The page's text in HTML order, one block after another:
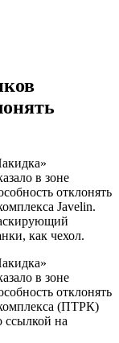
в зоне
отклонять
Javelin.
как чехол.
в зоне
отклонять
(ПТРК)
на